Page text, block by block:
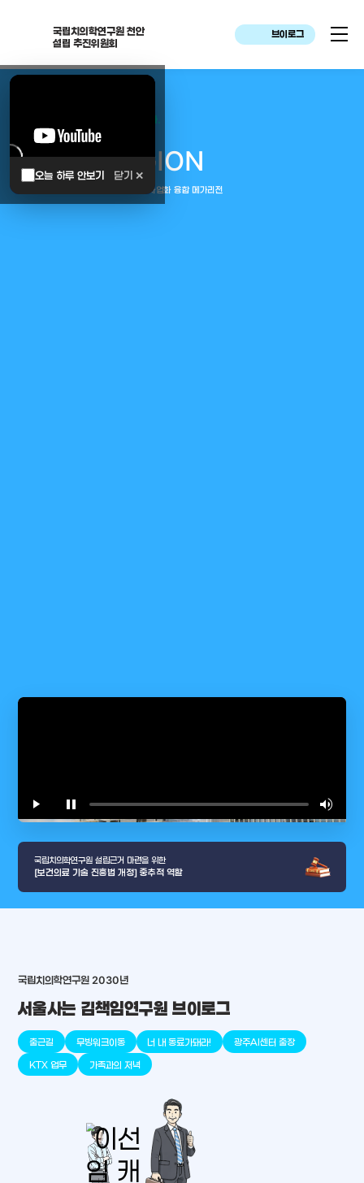
국립치의학연구원 천안
설립 추진위원회
브이로그
오늘 하루 안보기 닫기 ✕
대한민국은 두번이나 약속하였습니다.
MEGAREGION
중부권 전체를 잇는 연구–임상–평가–사업화 융합 메가리전
arrow_selector_tool
place
천안
place
세종
place
판교
place
오송
place
대덕
place
원주
play_arrow pause volume_up
국립치의학연구원 설립근거 마련을 위한
[보건의료 기술 진흥법 개정] 중추적 역할
국립치의학연구원 2030년
서울사는 김책임연구원 브이로그
출근길 무빙워크이동 너 내 동료가돼라! 광주AI센터 출장
KTX 업무 가족과의 저녁